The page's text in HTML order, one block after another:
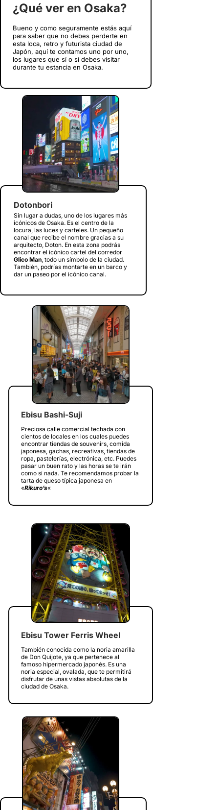
¿Qué ver en Osaka?
Bueno y como seguramente estás aquí
para saber que no debes perderte en
esta loca, retro y futurista ciudad de
Japón, aquí te contamos uno por uno,
los lugares que sí o sí debes visitar
durante tu estancia en Osaka.
Dotonbori
Sin lugar a dudas, uno de los lugares más
icónicos de Osaka. Es el centro de la
locura, las luces y carteles. Un pequeño
canal que recibe el nombre gracias a su
arquitecto, Doton. En esta zona podrás
encontrar el icónico cartel del corredor
Glico Man, todo un símbolo de la ciudad.
También, podrías montarte en un barco y
dar un paseo por el icónico canal.
Ebisu Bashi-Suji
Preciosa calle comercial techada con
cientos de locales en los cuales puedes
encontrar tiendas de souvenirs, comida
japonesa, gachas, recreativas, tiendas de
ropa, pastelerías, electrónica, etc. Puedes
pasar un buen rato y las horas se te irán
como si nada. Te recomendamos probar la
tarta de queso típica japonesa en
«Rikuro’s«
Ebisu Tower Ferris Wheel
También conocida como la noria amarilla
de Don Quijote, ya que pertenece al
famoso hipermercado japonés. Es una
noria especial, ovalada, que te permitirá
disfrutar de unas vistas absolutas de la
ciudad de Osaka.